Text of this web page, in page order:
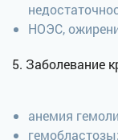
НОЭС,
5. Заболевание
анемия
гемобластозы;